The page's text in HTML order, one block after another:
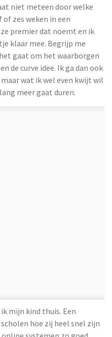
niet meteen door welke
of zes weken in een
premier dat noemt en ik
klaar mee. Begrijp me
gaat om het waarborgen
de curve idee. Ik ga dan ook
wat ik wel even kwijt wil
meer gaat duren.
mijn kind thuis. Een
hoe zij heel snel zijn